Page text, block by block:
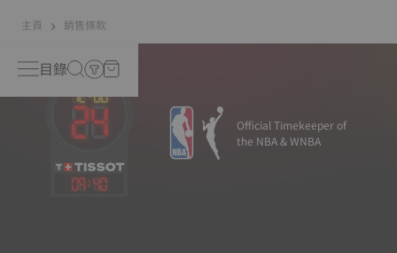
主頁 銷售條款
目錄
09:40
Official Timekeeper of
the NBA & WNBA